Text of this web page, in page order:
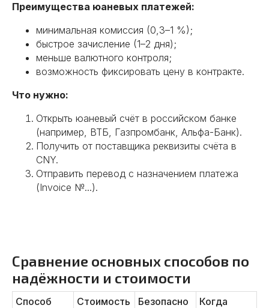
Преимущества юаневых платежей:
минимальная комиссия (0,3–1 %);
быстрое зачисление (1–2 дня);
меньше валютного контроля;
возможность фиксировать цену в контракте.
Что нужно:
Открыть юаневый счёт в российском банке
(например, ВТБ, Газпромбанк, Альфа-Банк).
Получить от поставщика реквизиты счёта в
CNY.
Отправить перевод с назначением платежа
(Invoice №...).
Сравнение основных способов по
надёжности и стоимости
Способ Стоимость
Безопасно
Когда